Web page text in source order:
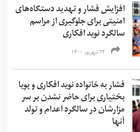
افزایش فشار و تهدید دستگاه‌های
امنیتی برای جلوگیری از مراسم
سالگرد نوید افکاری
۲۲ شهریور ۱۴۰۰
فشار به خانواده نوید افکاری و پویا
بختیاری برای حاضر نشدن بر سر
مزارشان در سالگرد اعدام و تولد
آنها